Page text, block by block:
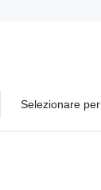
Selezionare per